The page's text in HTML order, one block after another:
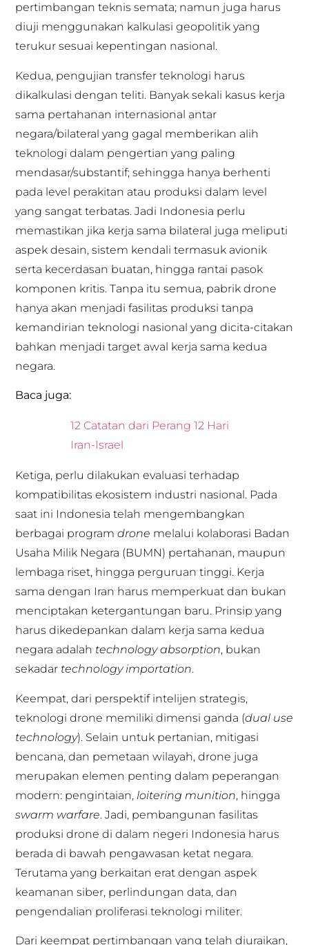
pertimbangan teknis semata; namun juga harus
diuji menggunakan kalkulasi geopolitik yang
terukur sesuai kepentingan nasional.
Kedua, pengujian transfer teknologi harus
dikalkulasi dengan teliti. Banyak sekali kasus kerja
sama pertahanan internasional antar
negara/bilateral yang gagal memberikan alih
teknologi dalam pengertian yang paling
mendasar/substantif; sehingga hanya berhenti
pada level perakitan atau produksi dalam level
yang sangat terbatas. Jadi Indonesia perlu
memastikan jika kerja sama bilateral juga meliputi
aspek desain, sistem kendali termasuk avionik
serta kecerdasan buatan, hingga rantai pasok
komponen kritis. Tanpa itu semua, pabrik drone
hanya akan menjadi fasilitas produksi tanpa
kemandirian teknologi nasional yang dicita-citakan
bahkan menjadi target awal kerja sama kedua
negara.
Baca juga:
12 Catatan dari Perang 12 Hari
Iran-Israel
Ketiga, perlu dilakukan evaluasi terhadap
kompatibilitas ekosistem industri nasional. Pada
saat ini Indonesia telah mengembangkan
berbagai programdrone melalui kolaborasi Badan
Usaha Milik Negara (BUMN) pertahanan, maupun
lembaga riset, hingga perguruan tinggi. Kerja
sama dengan Iran harus memperkuat dan bukan
menciptakan ketergantungan baru. Prinsip yang
harus dikedepankan dalam kerja sama kedua
negara adalah technology absorption, bukan
sekadar technology importation.
Keempat, dari perspektif intelijen strategis,
teknologi drone memiliki dimensi ganda (dual use
technology). Selain untuk pertanian, mitigasi
bencana, dan pemetaan wilayah, drone juga
merupakan elemen penting dalam peperangan
modern: pengintaian, loitering munition, hingga
swarm warfare. Jadi, pembangunan fasilitas
produksi drone di dalam negeri Indonesia harus
berada di bawah pengawasan ketat negara.
Terutama yang berkaitan erat dengan aspek
keamanan siber, perlindungan data, dan
pengendalian proliferasi teknologi militer.
Dari keempat pertimbangan yang telah diuraikan,